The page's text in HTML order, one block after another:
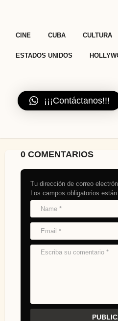
CINE CUBA CULTURA
ESTADOS UNIDOS
¡¡¡Contáctanos!!!
0 COMENTARIOS
Tu dirección de correo
Los campos obligatorios